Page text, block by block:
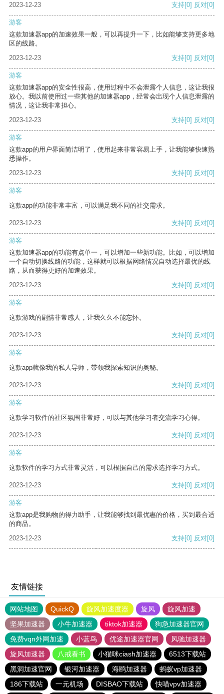
2023-12-23
支持[0] 反对[0]
游客
这款加速器app的加速效果一般，可以再提升一下，比如能够支持更多地
区的线路。
2023-12-23
支持[0] 反对[0]
游客
这款加速器app的安全性很高，使用过程中不会泄露个人信息，这让我很
放心。我以前使用过一些其他的加速器app，经常会出现个人信息泄露的
情况，这让我非常担心。
2023-12-23
支持[0] 反对[0]
游客
这款app的用户界面简洁明了，使用起来非常容易上手，让我能够快速熟
悉操作。
2023-12-23
支持[0] 反对[0]
游客
这款app的功能非常丰富，可以满足我不同的社交需求。
2023-12-23 支持[0] 反对[0]
游客
这款加速器app的功能有点单一，可以增加一些新功能。比如，可以增加
一个自动切换线路的功能，这样就可以根据网络情况自动选择最优的线
路，从而获得更好的加速效果。
2023-12-23
支持[0] 反对[0]
游客
这款游戏的剧情非常感人，让我久久不能忘怀。
2023-12-23 支持[0] 反对[0]
游客
这款app就像我的私人导师，带领我探索知识的奥秘。
2023-12-23 支持[0] 反对[0]
游客
这款学习软件的社区氛围非常好，可以与其他学习者交流学习心得。
2023-12-23 支持[0] 反对[0]
游客
这款软件的学习方式非常灵活，可以根据自己的需求选择学习方式。
2023-12-23 支持[0] 反对[0]
游客
这款app是我购物的得力助手，让我能够找到最优惠的价格，买到最合适
的商品。
2023-12-23
支持[0] 反对[0]
友情链接
网站地图 QuickQ 旋风加速度器 旋风
旋风加速
坚果加速器
小牛加速器 tiktok加速器
狗急加速器官网
免费vqn外网加速
小蓝鸟 优途加速器官网
风驰加速器
旋风加速器
八戒看书 小猫咪ciash加速器
6513下载站
黑洞加速官网
银河加速器 海鸥加速器
蚂蚁vp加速器
186下载站
一元机场 DISBAO下载站 快喵vpv加速器